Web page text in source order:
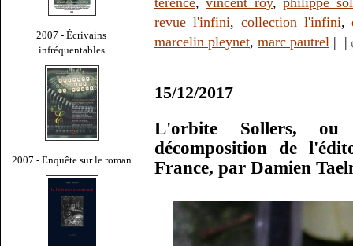
2007 - Écrivains
infréquentables
2007 - Enquête sur le roman
revue l'infini, collection l'infini,
marcelin pleynet, marc pautrel | |
15/12/2017
L'orbite Sollers,
décomposition de
France, par Damien